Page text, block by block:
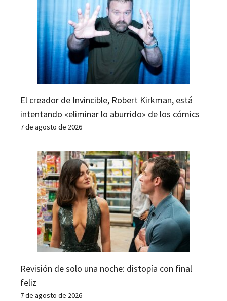
El creador de Invincible, Robert Kirkman, está
intentando «eliminar lo aburrido» de los cómics
7 de agosto de 2026
Revisión de solo una noche: distopía con final
feliz
7 de agosto de 2026